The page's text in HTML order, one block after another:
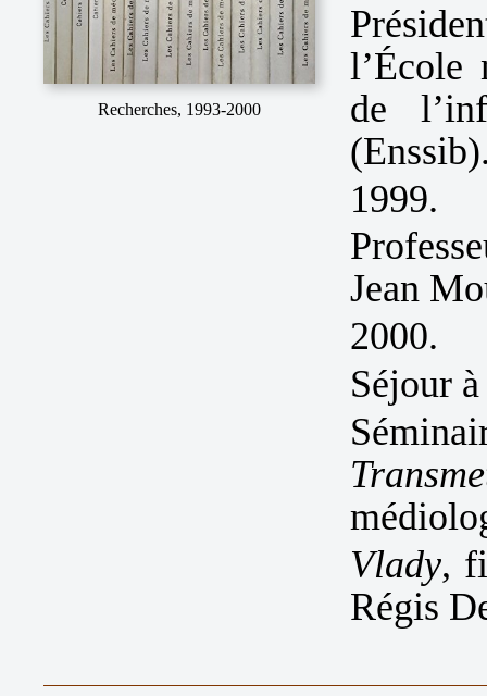
Recherches, 1993-2000
l’École
de
1999.
Jean
2000.
Séjour
Vlady,
Régis